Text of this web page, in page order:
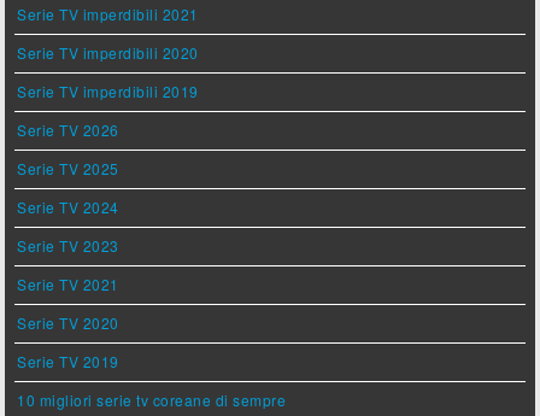
Serie TV imperdibili 2021
Serie TV imperdibili 2020
Serie TV imperdibili 2019
Serie TV 2026
Serie TV 2025
Serie TV 2024
Serie TV 2023
Serie TV 2021
Serie TV 2020
Serie TV 2019
10 migliori serie tv coreane di sempre